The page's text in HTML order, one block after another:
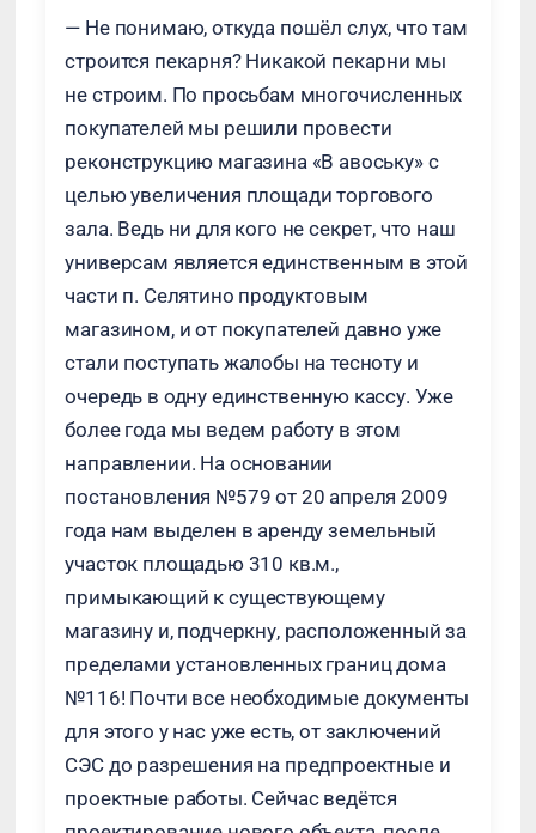
— Не понимаю, откуда пошёл слух, что там
строится пекарня? Никакой пекарни мы
не строим. По просьбам многочисленных
покупателей мы решили провести
реконструкцию магазина «В авоську» с
целью увеличения площади торгового
зала. Ведь ни для кого не секрет, что наш
универсам является единственным в этой
части п. Селятино продуктовым
магазином, и от покупателей давно уже
стали поступать жалобы на тесноту и
очередь в одну единственную кассу. Уже
более года мы ведем работу в этом
направлении. На основании
постановления №579 от 20 апреля 2009
года нам выделен в аренду земельный
участок площадью 310 кв.м.,
примыкающий к существующему
магазину и, подчеркну, расположенный за
пределами установленных границ дома
№116! Почти все необходимые документы
для этого у нас уже есть, от заключений
СЭС до разрешения на предпроектные и
проектные работы. Сейчас ведётся